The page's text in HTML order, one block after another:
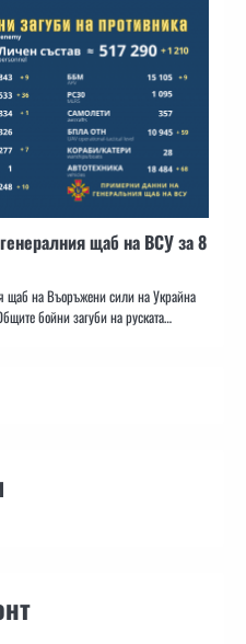
щаб на ВСУ за 8
щаб на Въоръжени сили на Украйна
бойни загуби на руската…